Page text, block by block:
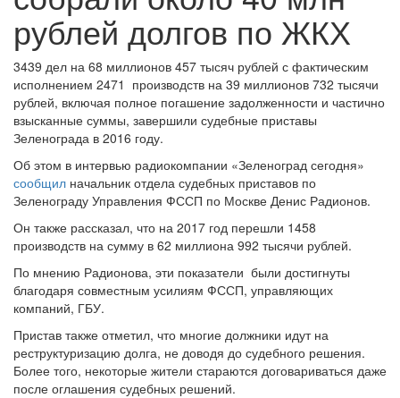
рублей долгов по ЖКХ
3439 дел на 68 миллионов 457 тысяч рублей с фактическим
исполнением 2471 производств на 39 миллионов 732 тысячи
рублей, включая полное погашение задолженности и частично
взысканные суммы, завершили судебные приставы
Зеленограда в 2016 году.
Об этом в интервью радиокомпании «Зеленоград сегодня»
сообщил начальник отдела судебных приставов по
Зеленограду Управления ФССП по Москве Денис Радионов.
Он также рассказал, что на 2017 год перешли 1458
производств на сумму в 62 миллиона 992 тысячи рублей.
По мнению Радионова, эти показатели были достигнуты
благодаря совместным усилиям ФССП, управляющих
компаний, ГБУ.
Пристав также отметил, что многие должники идут на
реструктуризацию долга, не доводя до судебного решения.
Более того, некоторые жители стараются договариваться даже
после оглашения судебных решений.